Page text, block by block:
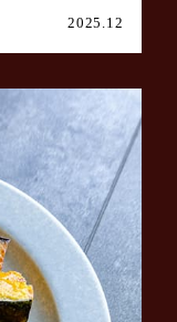
2025.12